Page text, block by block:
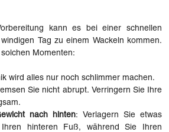
kann es bei einer schnellen
Tag zu einem Wackeln kommen.
Momenten:
wird alles nur noch schlimmer machen.
Sie nicht abrupt. Verringern Sie Ihre
nach hinten: Verlagern Sie etwas
hinteren Fuß, während Sie Ihren